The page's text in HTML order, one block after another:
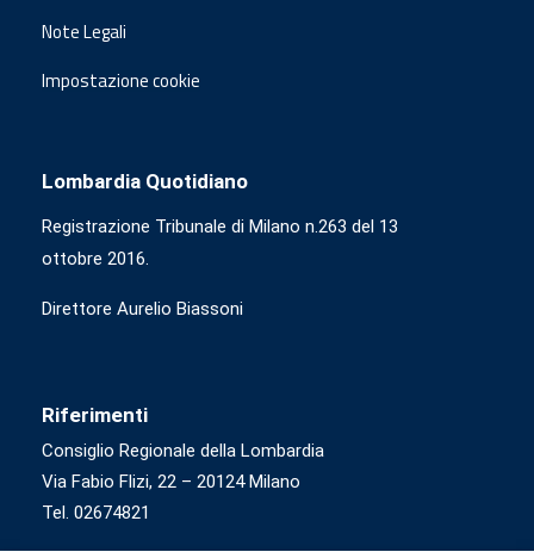
Note Legali
Impostazione cookie
Lombardia Quotidiano
Registrazione Tribunale di Milano n.263 del 13
ottobre 2016.
Direttore Aurelio Biassoni
Riferimenti
Consiglio Regionale della Lombardia
Via Fabio Flizi, 22 – 20124 Milano
Tel. 02674821